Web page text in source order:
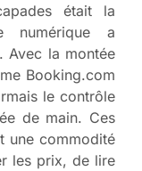
était la
numérique a
Avec la montée
Booking.com
le contrôle
de main. Ces
une commodité
les prix, de lire